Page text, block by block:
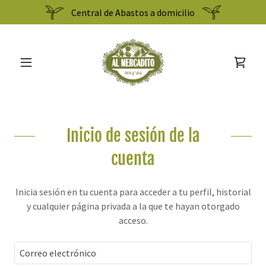
Central de Abastos a domicilio
Inicio de sesión de la
cuenta
Inicia sesión en tu cuenta para acceder a tu perfil, historial
y cualquier página privada a la que te hayan otorgado
acceso.